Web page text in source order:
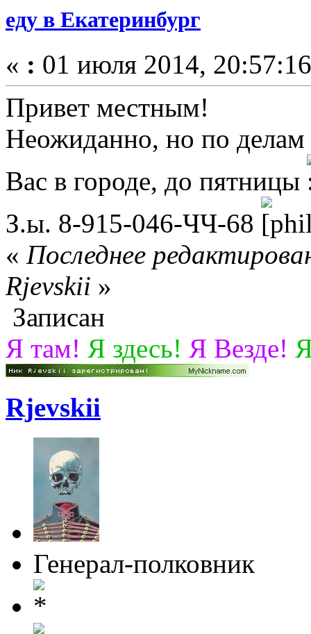
еду в Екатеринбург
« : 01 июля 2014,
Привет местным!
Неожиданно, но по делам
Вас в городе, до пятницы
З.ы. 8-915-046-ЧЧ-68
« Последнее
Rjevskii »
Записан
Я там! Я здесь! Я Везде!
Rjevskii
Генерал-полковник